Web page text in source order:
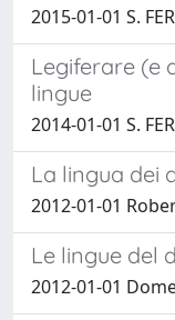
2015-01-01 S.
Legiferare (e
lingue
2014-01-01 S.
La lingua dei
2012-01-01
Le lingue del
2012-01-01